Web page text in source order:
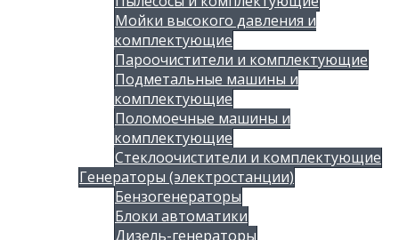
Мойки высокого давления и
комплектующие
Пароочистители и комплектующие
Подметальные машины и
комплектующие
Поломоечные машины и
комплектующие
Стеклоочистители и комплектующие
Генераторы (электростанции)
Бензогенераторы
Блоки автоматики
Дизель-генераторы